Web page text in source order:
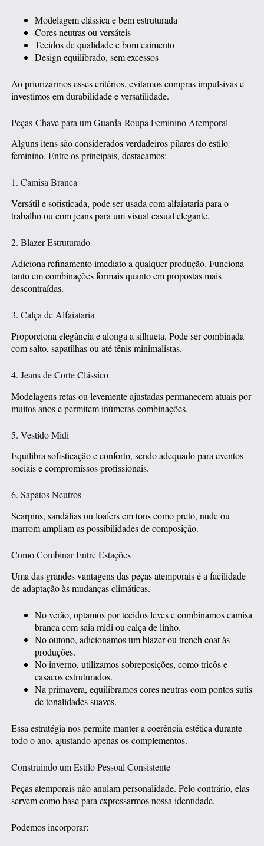
Modelagem clássica e bem estruturada
Cores neutras ou versáteis
Tecidos de qualidade e bom caimento
Design equilibrado, sem excessos
Ao priorizarmos esses critérios, evitamos compras impulsivas e
investimos em durabilidade e versatilidade.
Peças-Chave para um Guarda-Roupa Feminino Atemporal
Alguns itens são considerados verdadeiros pilares do estilo
feminino. Entre os principais, destacamos:
1. Camisa Branca
Versátil e sofisticada, pode ser usada com alfaiataria para o
trabalho ou com jeans para um visual casual elegante.
2. Blazer Estruturado
Adiciona refinamento imediato a qualquer produção. Funciona
tanto em combinações formais quanto em propostas mais
descontraídas.
3. Calça de Alfaiataria
Proporciona elegância e alonga a silhueta. Pode ser combinada
com salto, sapatilhas ou até tênis minimalistas.
4. Jeans de Corte Clássico
Modelagens retas ou levemente ajustadas permanecem atuais por
muitos anos e permitem inúmeras combinações.
5. Vestido Midi
Equilibra sofisticação e conforto, sendo adequado para eventos
sociais e compromissos profissionais.
6. Sapatos Neutros
Scarpins, sandálias ou loafers em tons como preto, nude ou
marrom ampliam as possibilidades de composição.
Como Combinar Entre Estações
Uma das grandes vantagens das peças atemporais é a facilidade
de adaptação às mudanças climáticas.
No verão, optamos por tecidos leves e combinamos camisa
branca com saia midi ou calça de linho.
No outono, adicionamos um blazer ou trench coat às
produções.
No inverno, utilizamos sobreposições, como tricôs e
casacos estruturados.
Na primavera, equilibramos cores neutras com pontos sutis
de tonalidades suaves.
Essa estratégia nos permite manter a coerência estética durante
todo o ano, ajustando apenas os complementos.
Construindo um Estilo Pessoal Consistente
Peças atemporais não anulam personalidade. Pelo contrário, elas
servem como base para expressarmos nossa identidade.
Podemos incorporar: